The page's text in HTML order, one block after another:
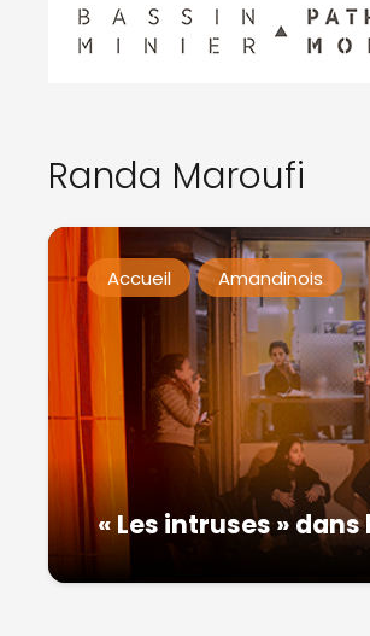
Randa Maroufi
Accueil Amandinois
« Les intruses »